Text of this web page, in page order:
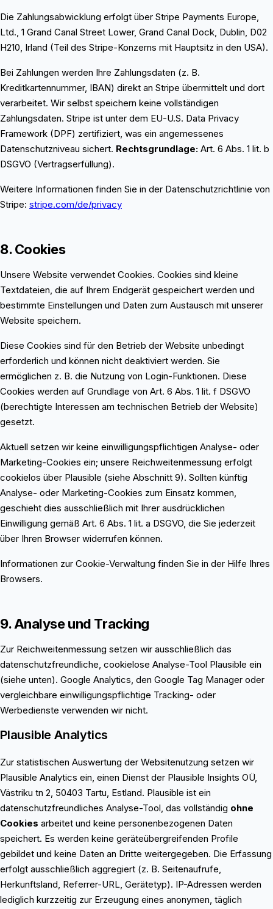
Die Zahlungsabwicklung erfolgt über Stripe Payments Europe,
Ltd., 1 Grand Canal Street Lower, Grand Canal Dock, Dublin, D02
H210, Irland (Teil des Stripe-Konzerns mit Hauptsitz in den USA).
Bei Zahlungen werden Ihre Zahlungsdaten (z. B.
Kreditkartennummer, IBAN) direkt an Stripe übermittelt und dort
verarbeitet. Wir selbst speichern keine vollständigen
Zahlungsdaten. Stripe ist unter dem EU-U.S. Data Privacy
Framework (DPF) zertifiziert, was ein angemessenes
Datenschutzniveau sichert. Rechtsgrundlage: Art. 6 Abs. 1 lit. b
DSGVO (Vertragserfüllung).
Weitere Informationen finden Sie in der Datenschutzrichtlinie von
Stripe: stripe.com/de/privacy
8. Cookies
Unsere Website verwendet Cookies. Cookies sind kleine
Textdateien, die auf Ihrem Endgerät gespeichert werden und
bestimmte Einstellungen und Daten zum Austausch mit unserer
Website speichern.
Diese Cookies sind für den Betrieb der Website unbedingt
erforderlich und können nicht deaktiviert werden. Sie
ermöglichen z. B. die Nutzung von Login-Funktionen. Diese
Cookies werden auf Grundlage von Art. 6 Abs. 1 lit. f DSGVO
(berechtigte Interessen am technischen Betrieb der Website)
gesetzt.
Aktuell setzen wir keine einwilligungspflichtigen Analyse- oder
Marketing-Cookies ein; unsere Reichweitenmessung erfolgt
cookielos über Plausible (siehe Abschnitt 9). Sollten künftig
Analyse- oder Marketing-Cookies zum Einsatz kommen,
geschieht dies ausschließlich mit Ihrer ausdrücklichen
Einwilligung gemäß Art. 6 Abs. 1 lit. a DSGVO, die Sie jederzeit
über Ihren Browser widerrufen können.
Informationen zur Cookie-Verwaltung finden Sie in der Hilfe Ihres
Browsers.
9. Analyse und Tracking
Zur Reichweitenmessung setzen wir ausschließlich das
datenschutzfreundliche, cookielose Analyse-Tool Plausible ein
(siehe unten). Google Analytics, den Google Tag Manager oder
vergleichbare einwilligungspflichtige Tracking- oder
Werbedienste verwenden wir nicht.
Plausible Analytics
Zur statistischen Auswertung der Websitenutzung setzen wir
Plausible Analytics ein, einen Dienst der Plausible Insights OÜ,
Västriku tn 2, 50403 Tartu, Estland. Plausible ist ein
datenschutzfreundliches Analyse-Tool, das vollständig ohne
Cookies arbeitet und keine personenbezogenen Daten
speichert. Es werden keine geräteübergreifenden Profile
gebildet und keine Daten an Dritte weitergegeben. Die Erfassung
erfolgt ausschließlich aggregiert (z. B. Seitenaufrufe,
Herkunftsland, Referrer-URL, Gerätetyp). IP-Adressen werden
lediglich kurzzeitig zur Erzeugung eines anonymen, täglich